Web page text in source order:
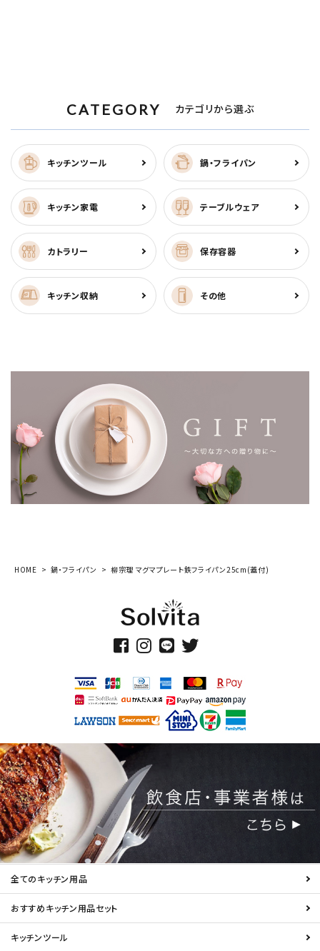
CATEGORY カテゴリから選ぶ
キッチンツール 鍋・フライパン
キッチン家電 テーブルウェア
カトラリー 保存容器
キッチン収納 その他
HOME 鍋・フライパン 柳宗理 マグマプレート鉄フライパン25cm(蓋付)
全てのキッチン用品
おすすめキッチン用品セット
キッチンツール